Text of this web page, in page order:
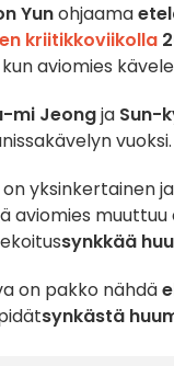
Yunohjaama
kriitikkoviikolla
aviomies
mi Jeongja Sun-
yksinkertainen
aviomies
synkkää
on pakko nähdä
synkästä